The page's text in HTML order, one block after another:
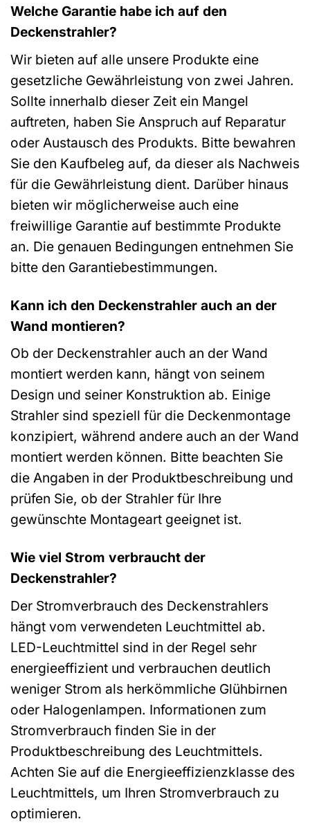
Welche Garantie habe ich auf den
Deckenstrahler?
Wir bieten auf alle unsere Produkte eine
gesetzliche Gewährleistung von zwei Jahren.
Sollte innerhalb dieser Zeit ein Mangel
auftreten, haben Sie Anspruch auf Reparatur
oder Austausch des Produkts. Bitte bewahren
Sie den Kaufbeleg auf, da dieser als Nachweis
für die Gewährleistung dient. Darüber hinaus
bieten wir möglicherweise auch eine
freiwillige Garantie auf bestimmte Produkte
an. Die genauen Bedingungen entnehmen Sie
bitte den Garantiebestimmungen.
Kann ich den Deckenstrahler auch an der
Wand montieren?
Ob der Deckenstrahler auch an der Wand
montiert werden kann, hängt von seinem
Design und seiner Konstruktion ab. Einige
Strahler sind speziell für die Deckenmontage
konzipiert, während andere auch an der Wand
montiert werden können. Bitte beachten Sie
die Angaben in der Produktbeschreibung und
prüfen Sie, ob der Strahler für Ihre
gewünschte Montageart geeignet ist.
Wie viel Strom verbraucht der
Deckenstrahler?
Der Stromverbrauch des Deckenstrahlers
hängt vom verwendeten Leuchtmittel ab.
LED-Leuchtmittel sind in der Regel sehr
energieeffizient und verbrauchen deutlich
weniger Strom als herkömmliche Glühbirnen
oder Halogenlampen. Informationen zum
Stromverbrauch finden Sie in der
Produktbeschreibung des Leuchtmittels.
Achten Sie auf die Energieeffizienzklasse des
Leuchtmittels, um Ihren Stromverbrauch zu
optimieren.